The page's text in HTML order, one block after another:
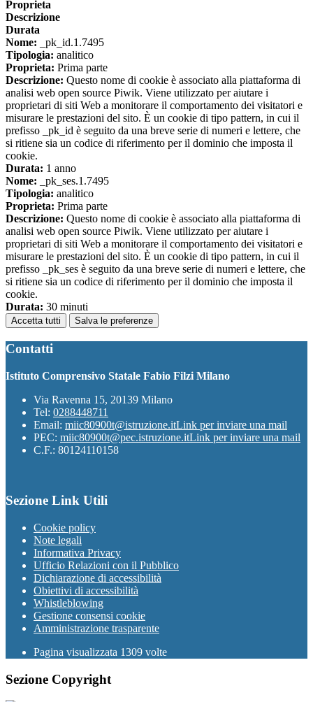
Proprieta
Descrizione
Durata
Nome: _pk_id.1.7495
Tipologia: analitico
Proprieta: Prima parte
Descrizione: Questo nome di cookie è associato alla piattaforma di
analisi web open source Piwik. Viene utilizzato per aiutare i
proprietari di siti Web a monitorare il comportamento dei visitatori e
misurare le prestazioni del sito. È un cookie di tipo pattern, in cui il
prefisso _pk_id è seguito da una breve serie di numeri e lettere, che
si ritiene sia un codice di riferimento per il dominio che imposta il
cookie.
Durata: 1 anno
Nome: _pk_ses.1.7495
Tipologia: analitico
Proprieta: Prima parte
Descrizione: Questo nome di cookie è associato alla piattaforma di
analisi web open source Piwik. Viene utilizzato per aiutare i
proprietari di siti Web a monitorare il comportamento dei visitatori e
misurare le prestazioni del sito. È un cookie di tipo pattern, in cui il
prefisso _pk_ses è seguito da una breve serie di numeri e lettere, che
si ritiene sia un codice di riferimento per il dominio che imposta il
cookie.
Durata: 30 minuti
Accetta tutti Salva le preferenze
Contatti
Istituto Comprensivo Statale Fabio Filzi Milano
Via Ravenna 15, 20139 Milano
Tel: 0288448711
Email: miic80900t@istruzione.itLink per inviare una mail
PEC: miic80900t@pec.istruzione.itLink per inviare una mail
C.F.: 80124110158
Sezione Link Utili
Cookie policy
Note legali
Informativa Privacy
Ufficio Relazioni con il Pubblico
Dichiarazione di accessibilità
Obiettivi di accessibilità
Whistleblowing
Gestione consensi cookie
Amministrazione trasparente
Pagina visualizzata 1309 volte
Sezione Copyright